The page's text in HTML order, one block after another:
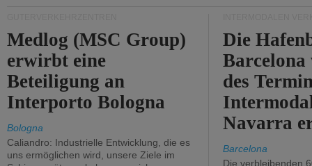
Medlog (MSC Group)
erwirbt eine
Beteiligung an
Interporto Bologna
Bologna
Caliandro: Industrielle Entwicklung, die es
uns ermöglichen wird, unsere Ziele im
Die
des
Navarra
Barcelona
Die verbleibenden